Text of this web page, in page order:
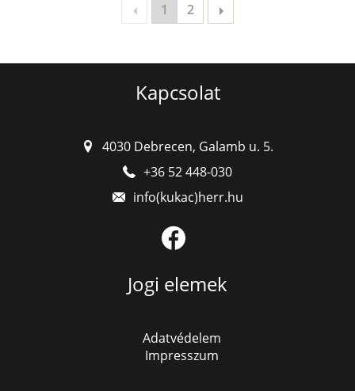
1 2
Kapcsolat
4030 Debrecen, Galamb u. 5.
+36 52 448-030
Jogi elemek
Adatvédelem
Impresszum